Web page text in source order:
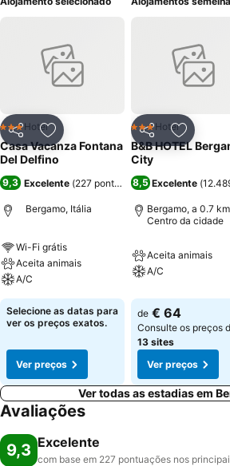
PartilharAdicionar aos favoritos
3 Estrelas
Hotel
Casa Vacanza Fontana
Del Delfino
9,3 Excelente (227 pontuações)
Bergamo, Itália
Wi-Fi grátis
Aceita animais
A/C
Selecione as datas para
ver os preços exatos.
Ver preços
Partilhar
3 Estrelas
Hotel
B&B HOTEL
City
8,5 Excelente (
Bergamo, a 0.7
Centro da cidade
Aceita animais
A/C
de € 64
Consulte os preços
13 sites
Ver preços
Ver todas as estadias em
Avaliações
9,3 Excelente
com base em 227 pontuações nos